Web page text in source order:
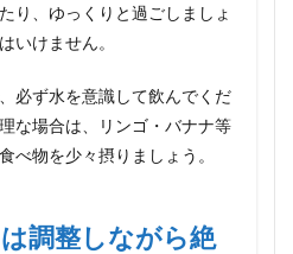
り、ゆっくりと過ごしましょ
いけません。
必ず水を意識して飲んでくだ
な場合は、リンゴ・バナナ等
べ物を少々摂りましょう。
調整しながら絶